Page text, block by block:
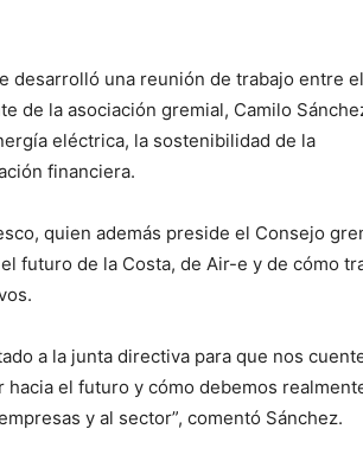
desarrolló una reunión de trabajo entre
de la asociación gremial, Camilo
eléctrica, la sostenibilidad de la
financiera.
quien además preside el Consejo
futuro de la Costa, de Air-e y de cómo
a la junta directiva para que nos
hacia el futuro y cómo debemos
y al sector”, comentó Sánchez.